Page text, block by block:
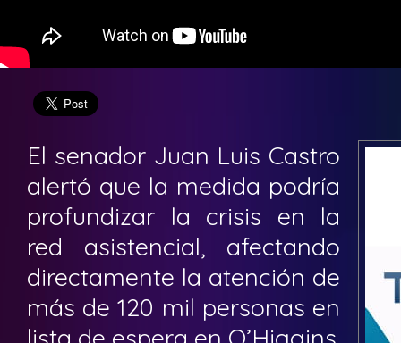
El senador Juan Luis Castro
alertó que la medida podría
profundizar la crisis en la
red asistencial, afectando
directamente la atención de
más de 120 mil personas en